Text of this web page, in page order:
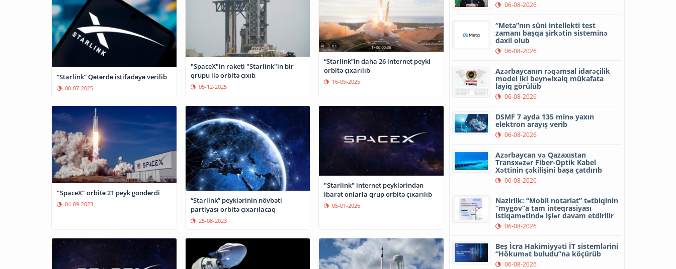
“Starlink” Qətərdə istifadəyə verilib
08-07-2025
"SpaceX"in raketi "Starlink"in bir
qrupu ilə orbitə çıxıb
05-12-2025
“Starlink”in daha 26 internet peyki
orbitə çıxarılıb
16-05-2025
"SpaceX" orbitə 21 peyk göndərdi
04-09-2023
“Starlink” peyklərinin növbəti
partiyası orbitə çıxarılacaq
25-08-2023
"Starlink" internet peyklərindən
ibarət onlarla qrup orbitə çıxarılıb
05-01-2026
06-08-2026
“Meta”nın süni intellekti test
zamanı başqa şirkətin sisteminə
daxil olub
06-08-2026
Azərbaycanın rəqəmsal idarəçilik
model iki beynəlxalq mükafata
layiq görülüb
06-08-2026
DSMF 7 ayda 135 minə yaxın
elektron arayış verib
06-08-2026
Azərbaycan və Qazaxıstan
Transxəzər Fiber-Optik Kabel
Xəttinin çəkilişini başa çatdırıb
06-08-2026
Nazirlik: “Mobil notariat” tətbiqinin
“mygov”a tam inteqrasiyası
istiqamətində işlər davam etdirilir
06-08-2026
Beş İcra Hakimiyyəti İT sistemlərini
“Hökumət buludu”na köçürüb
06-08-2026